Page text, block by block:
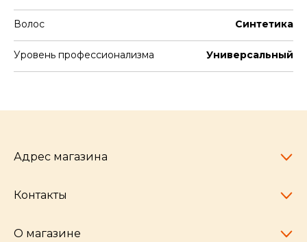
Волос Синтетика
Уровень профессионализма Универсальный
Адрес магазина
Челябинск,
Контакты
pocherkartshop@mail.ru
О магазине